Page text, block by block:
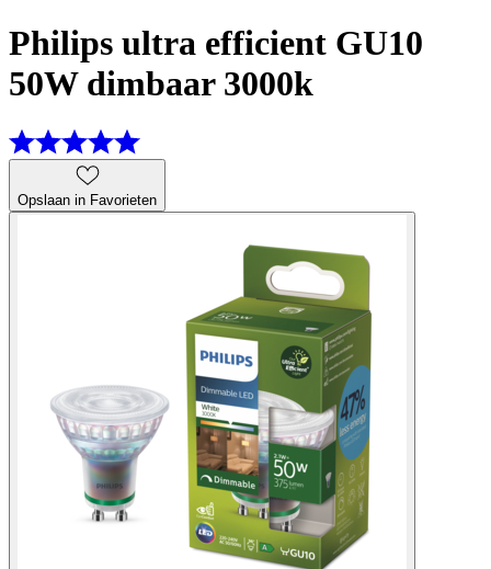
Philips ultra efficient GU10
50W dimbaar 3000k
Opslaan in Favorieten